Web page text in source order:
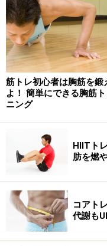
筋トレ初心者は胸筋を鍛
よ！ 簡単にできる胸筋
ニング
HIITト
肪を燃
コアト
代謝も